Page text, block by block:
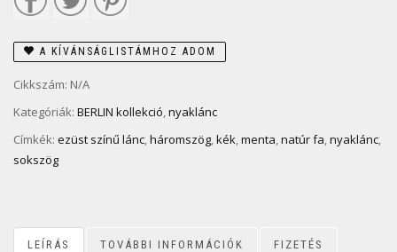
A KÍVÁNSÁGLISTÁMHOZ ADOM
Cikkszám: N/A
Kategóriák: BERLIN kollekció,nyaklánc
Címkék: ezüst színű lánc,háromszög,kék,menta,natúr fa,nyaklánc,
sokszög
LEÍRÁS TOVÁBBI INFORMÁCIÓK FIZETÉS